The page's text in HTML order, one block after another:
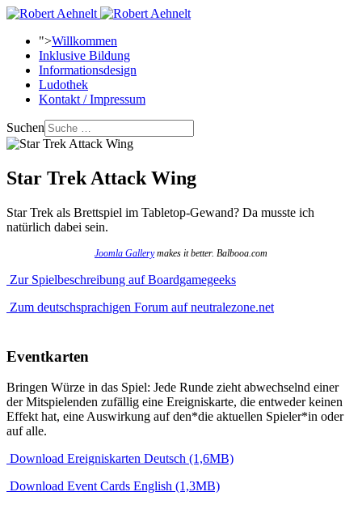
">Willkommen
Inklusive Bildung
Informationsdesign
Ludothek
Kontakt / Impressum
Suchen
Star Trek Attack Wing
Star Trek als Brettspiel im Tabletop-Gewand? Da musste ich
natürlich dabei sein.
Joomla Gallerymakes it better. Balbooa.com
Zur Spielbeschreibung auf Boardgamegeeks
Zum deutschsprachigen Forum auf neutralezone.net
Eventkarten
Bringen Würze in das Spiel: Jede Runde zieht abwechselnd einer
der Mitspielenden zufällig eine Ereigniskarte, die entweder keinen
Effekt hat, eine Auswirkung auf den*die aktuellen Spieler*in oder
auf alle.
Download Ereigniskarten Deutsch (1,6MB)
Download Event Cards English (1,3MB)